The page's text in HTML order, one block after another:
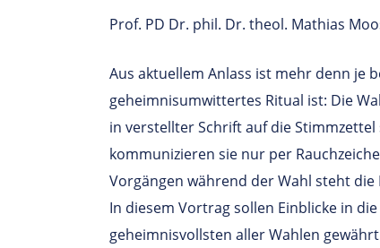
Prof. PD Dr. phil. Dr. theol. Mathias
Aus aktuellem Anlass ist mehr denn je
geheimnisumwittertes Ritual ist: Die
in verstellter Schrift auf die
kommunizieren sie nur per
Vorgängen während der Wahl steht
In diesem Vortrag sollen Einblicke in
geheimnisvollsten aller Wahlen